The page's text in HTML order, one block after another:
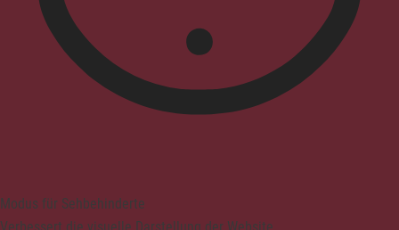
Modus für Sehbehinderte